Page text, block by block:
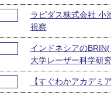
ラピダス株式会社 小
視察
インドネシアの
大学レーザー科学研
【すぐわかアカデミ